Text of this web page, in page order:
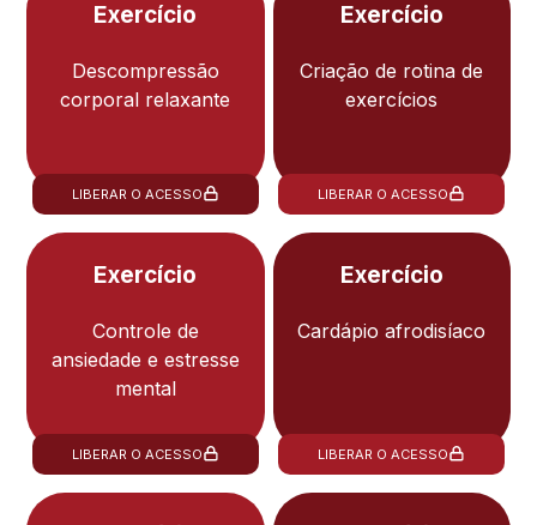
Exercício
Descompressão
corporal relaxante
LIBERAR O ACESSO
Exercício
Criação de rotina de
exercícios
LIBERAR O ACESSO
Exercício
Controle de
ansiedade e estresse
mental
LIBERAR O ACESSO
Exercício
Cardápio afrodisíaco
LIBERAR O ACESSO